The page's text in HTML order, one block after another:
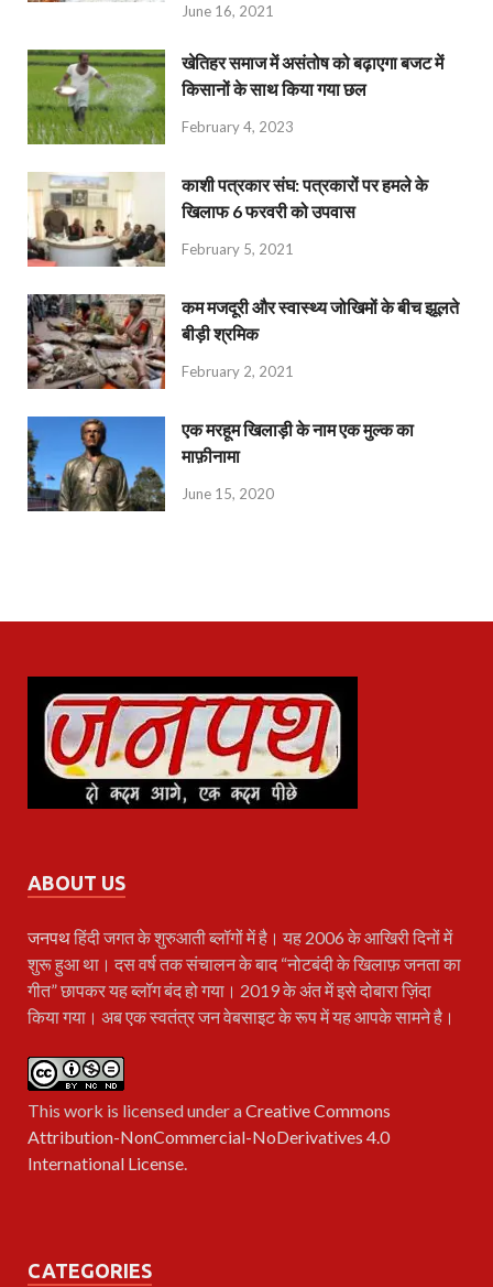
June 16, 2021
खेतिहर समाज में असंतोष को बढ़ाएगा बजट में
किसानों के साथ किया गया छल
February 4, 2023
काशी पत्रकार संघ: पत्रकारों पर हमले के
खिलाफ 6 फरवरी को उपवास
February 5, 2021
कम मजदूरी और स्वास्थ्य जोखिमों के बीच झूलते
बीड़ी श्रमिक
February 2, 2021
एक मरहूम खिलाड़ी के नाम एक मुल्क का
माफ़ीनामा
June 15, 2020
ABOUT US
जनपथहिंदी जगत के शुरुआती ब्लॉगों में है। यह 2006 के आखिरी दिनों में
शुरू हुआ था। दस वर्ष तक संचालन के बाद “नोटबंदी के खिलाफ़ जनता का
गीत” छापकर यह ब्लॉग बंद हो गया। 2019 के अंत में इसे दोबारा ज़िंदा
किया गया। अब एक स्वतंत्र जन वेबसाइट के रूप में यह आपके सामने है।
This work is licensed under aCreative Commons
Attribution-NonCommercial-NoDerivatives 4.0
International License.
CATEGORIES